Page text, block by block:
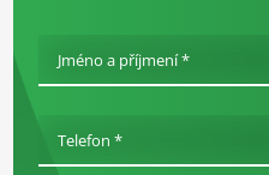
Jméno a příjmení *
Telefon *